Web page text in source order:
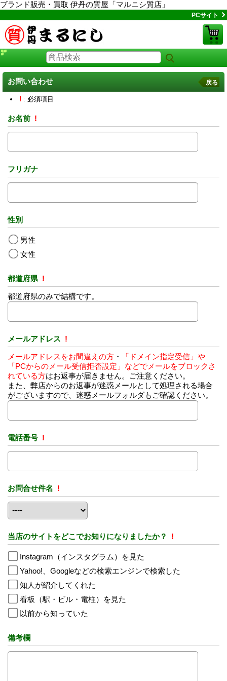
ブランド販売・買取 伊丹の質屋「マルニシ質店」
PCサイト
お問い合わせ 戻る
! : 必須項目
お名前 !
フリガナ
性別
男性
女性
都道府県 !
都道府県のみで結構です。
メールアドレス !
メールアドレスをお間違えの方 ・
「ドメイン指定受信」や
「PCからのメール受信拒否設定」などでメールをブロックさ
れている方はお返事が届きません。ご注意ください。
また、弊店からのお返事が迷惑メールとして処理される場合
がございますので、迷惑メールフォルダもご確認ください。
電話番号 !
お問合せ件名 !
当店のサイトをどこでお知りになりましたか？ !
Instagram（インスタグラム）を見た
Yahoo!、Googleなどの検索エンジンで検索した
知人が紹介してくれた
看板（駅・ビル・電柱）を見た
以前から知っていた
備考欄